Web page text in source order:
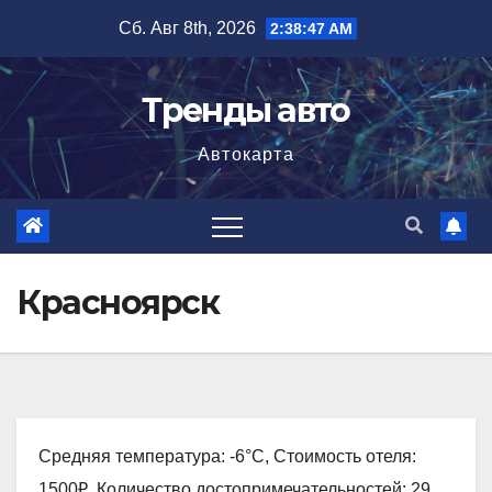
содержимому
Сб. Авг 8th, 2026 2:38:48 AM
Тренды авто
Автокарта
Красноярск
Средняя температура: -6°C, Стоимость отеля: